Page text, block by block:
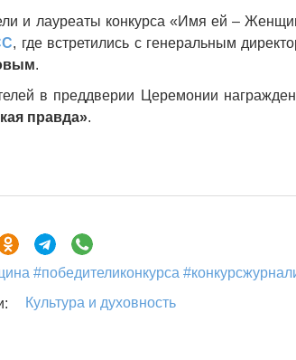
и лауреаты конкурса «Имя ей –
, где встретились с генеральным
.
в преддверии Церемонии
правда».
#победителиконкурса
Культура и духовность